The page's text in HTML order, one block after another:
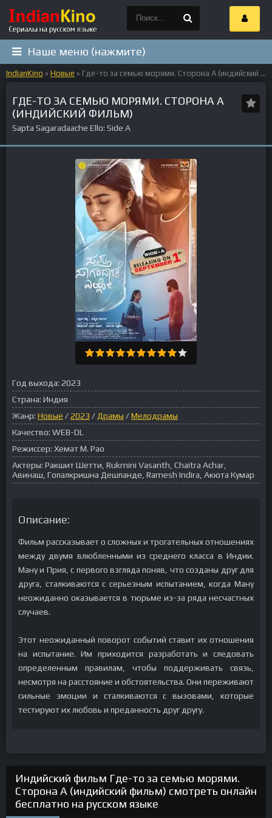
Наше меню (нажмите)
IndianKino » Новые » Где-то за семью морями. Сторона А (индийский фильм)
ГДЕ-ТО ЗА СЕМЬЮ МОРЯМИ. СТОРОНА А
(ИНДИЙСКИЙ ФИЛЬМ)
Sapta Sagaradaache Ello: Side A
Год выхода: 2023
Страна: Индия
Жанр: Новые /2023 / Драмы /Мелодрамы
Качество: WEB-DL
Режиссер: Хемат М. Рао
Актеры: Ракшит Шетти, Rukmini Vasanth, Chaitra Achar,
Авинаш, Гопалкришна Дешпанде, Ramesh Indira, Акюта Кумар
Описание:
Фильм рассказывает о сложных и трогательных отношениях
между двумя влюбленными из среднего класса в Индии.
Ману и Прия, с первого взгляда поняв, что созданы друг для
друга, сталкиваются с серьезным испытанием, когда Ману
неожиданно оказывается в тюрьме из-за ряда несчастных
случаев.
Этот неожиданный поворот событий ставит их отношения
на испытание. Им приходится разработать и следовать
определенным правилам, чтобы поддерживать связь,
несмотря на расстояние и обстоятельства. Они переживают
сильные эмоции и сталкиваются с вызовами, которые
тестируют их любовь и преданность друг другу.
Индийский фильм Где-то за семью морями.
Сторона А (индийский фильм) смотреть онлайн
бесплатно на русском языке